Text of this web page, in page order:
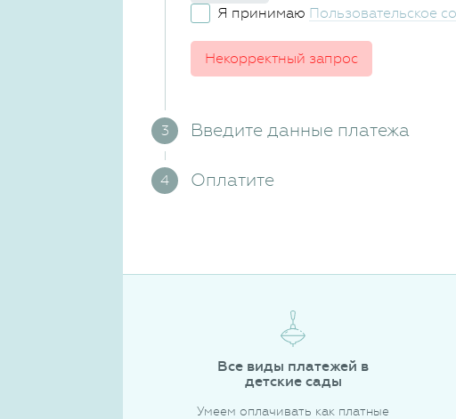
Я принимаю Пользовательское
Некорректный запрос
Введите данные платежа
Оплатите
Все виды платежей в
детские сады
Умеем оплачивать как платные